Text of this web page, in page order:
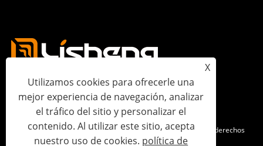
Copyright © 2023 Lisheng Communications Co., Ltd. Todos los derechos
X
Utilizamos cookies para ofrecerle una
mejor experiencia de navegación, analizar
el tráfico del sitio y personalizar el
contenido. Al utilizar este sitio, acepta
nuestro uso de cookies. política de